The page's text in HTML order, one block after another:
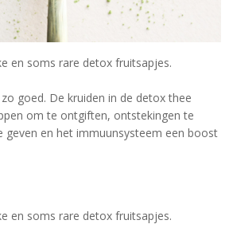
en soms rare detox fruitsapjes.
goed. De kruiden in de detox thee
om te ontgiften, ontstekingen te
geven en het immuunsysteem een boost
en soms rare detox fruitsapjes.